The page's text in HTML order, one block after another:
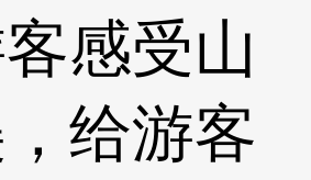
感受山
给游客